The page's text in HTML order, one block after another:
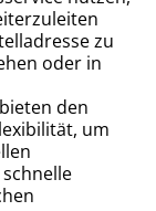
zu
oder in
den
um